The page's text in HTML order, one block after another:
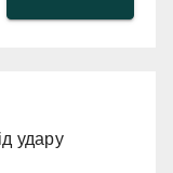
удару